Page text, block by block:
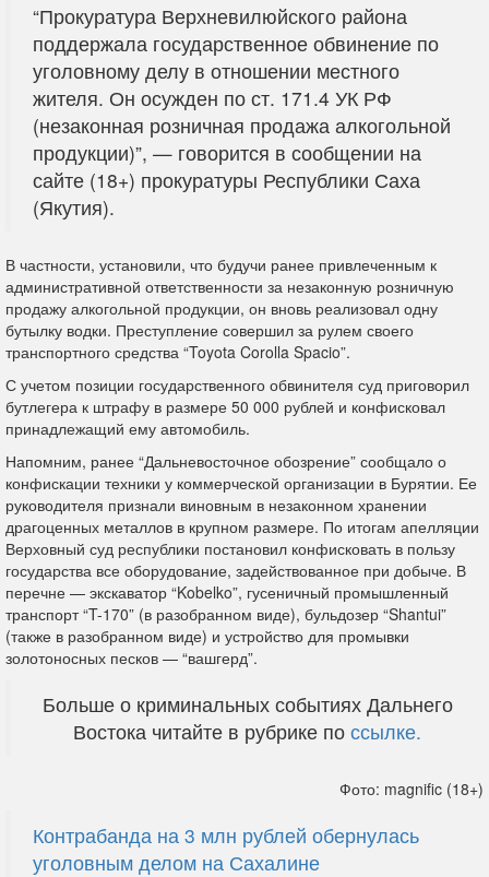
“Прокуратура Верхневилюйского района
поддержала государственное обвинение по
уголовному делу в отношении местного
жителя. Он осужден по ст. 171.4 УК РФ
(незаконная розничная продажа алкогольной
продукции)”, — говорится в сообщении на
сайте (18+) прокуратуры Республики Саха
(Якутия).
В частности, установили, что будучи ранее привлеченным к
административной ответственности за незаконную розничную
продажу алкогольной продукции, он вновь реализовал одну
бутылку водки. Преступление совершил за рулем своего
транспортного средства “Toyota Corolla Spacio”.
С учетом позиции государственного обвинителя суд приговорил
бутлегера к штрафу в размере 50 000 рублей и конфисковал
принадлежащий ему автомобиль.
Напомним, ранее “Дальневосточное обозрение” сообщало о
конфискации техники у коммерческой организации в Бурятии. Ее
руководителя признали виновным в незаконном хранении
драгоценных металлов в крупном размере. По итогам апелляции
Верховный суд республики постановил конфисковать в пользу
государства все оборудование, задействованное при добыче. В
перечне — экскаватор “Kobelko”, гусеничный промышленный
транспорт “T-170” (в разобранном виде), бульдозер “Shantui”
(также в разобранном виде) и устройство для промывки
золотоносных песков — “вашгерд”.
Больше о криминальных событиях Дальнего
Востока читайте в рубрике по ссылке.
Фото: magnific (18+)
Контрабанда на 3 млн рублей обернулась
уголовным делом на Сахалине